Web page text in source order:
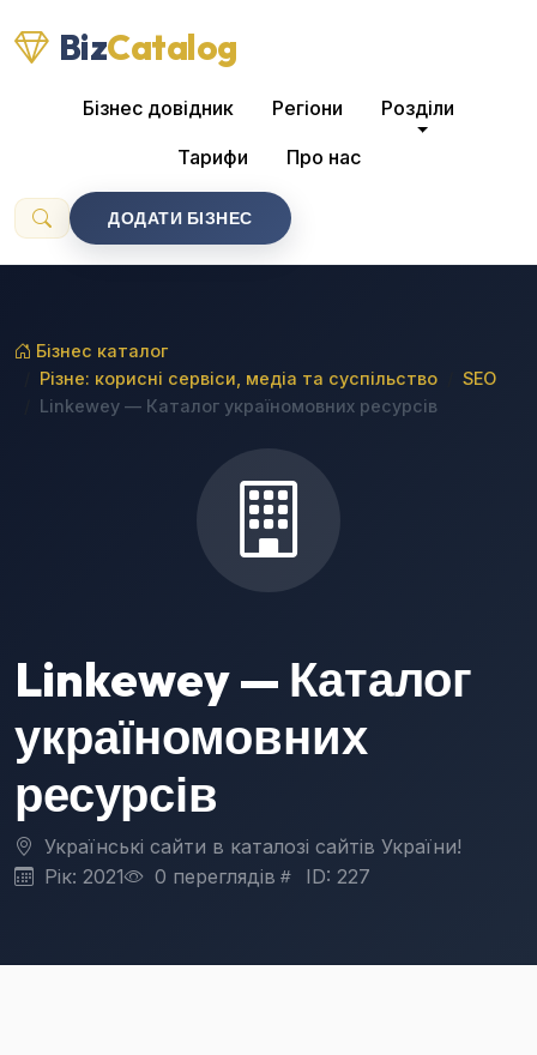
BizCatalog
Бізнес довідник Регіони Розділи
Тарифи Про нас
ДОДАТИ БІЗНЕС
Бізнес каталог
Різне: корисні сервіси, медіа та суспільство
SEO
Linkewey — Каталог україномовних ресурсів
Linkewey — Каталог
україномовних
ресурсів
Українські сайти в каталозі сайтів України!
Рік: 2021
0 переглядів ID: 227